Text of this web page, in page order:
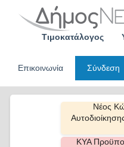
Τιμοκατάλογος
Επικοινωνία
Σύνδεση
Νέος
ΚΥΑ